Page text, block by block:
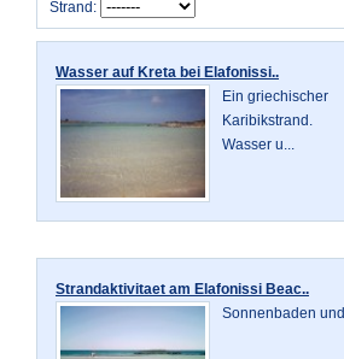
Strand:
Wasser auf Kreta bei Elafonissi..
Ein griechischer
Karibikstrand.
Wasser u...
Strandaktivitaet am Elafonissi Beac..
Sonnenbaden und